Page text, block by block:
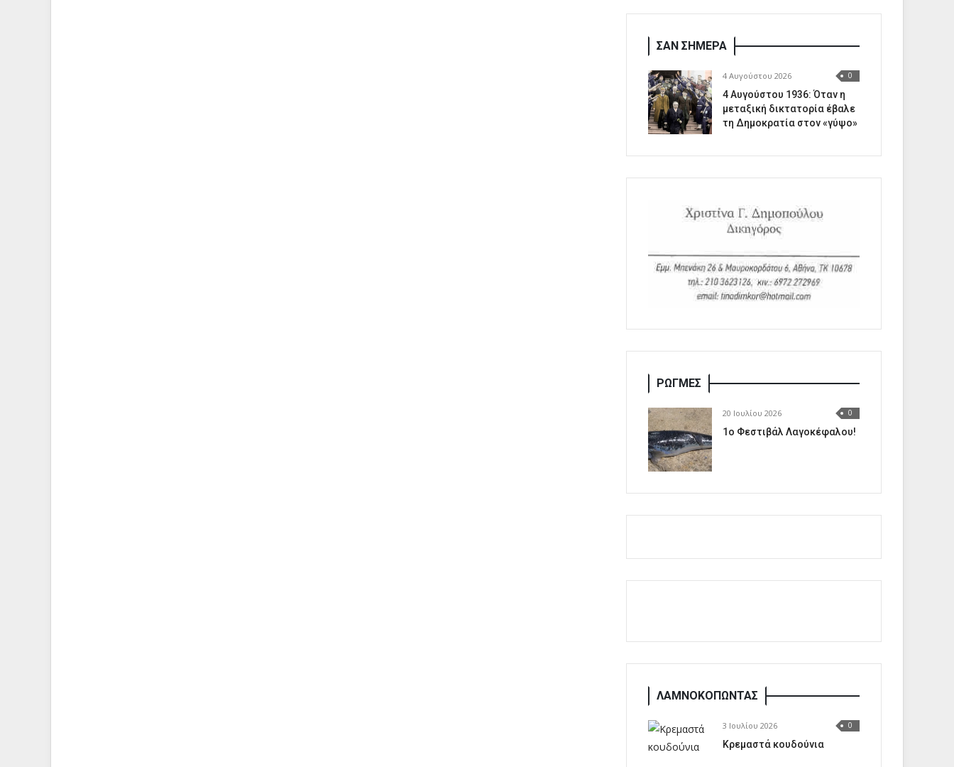
ΣΑΝ ΣΗΜΕΡΑ
4 Αυγούστου 2026 0
4 Αυγούστου 1936: Όταν η
μεταξική δικτατορία έβαλε
τη Δημοκρατία στον «γύψο»
ΡΩΓΜΕΣ
20 Ιουλίου 2026 0
1o Φεστιβάλ Λαγοκέφαλου!
ΛΑΜΝΟΚΟΠΩΝΤΑΣ
3 Ιουλίου 2026 0
Κρεμαστά κουδούνια